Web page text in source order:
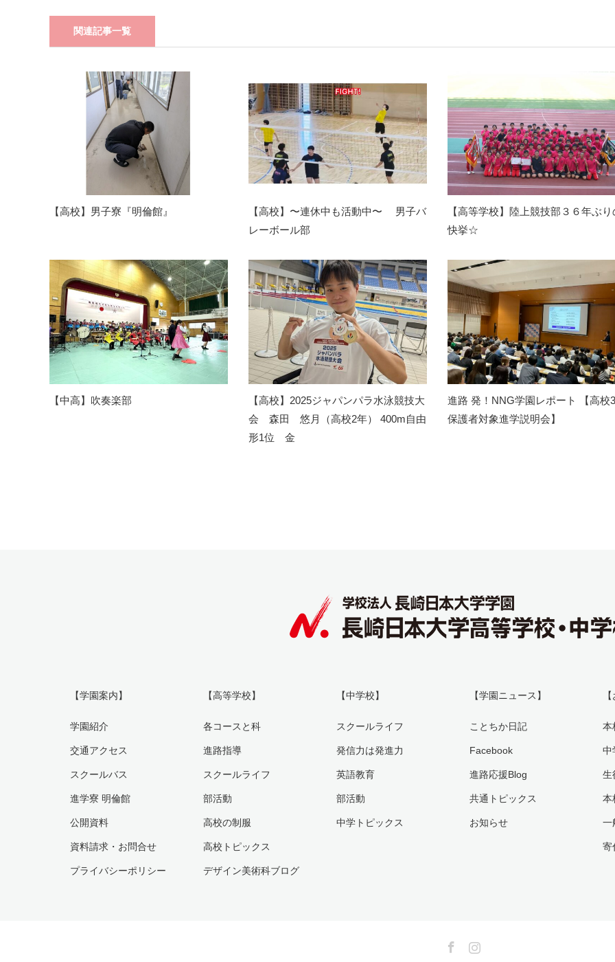
関連記事一覧
【高校】男子寮『明倫館』
【高校】〜連休中も活動中〜 男子バ
レーボール部
【高等学校】陸上競技部３６年ぶり
快挙☆
【中高】吹奏楽部
【高校】2025ジャパンパラ水泳競技大
会 森田 悠月（高校2年） 400m自由
形1位 金
進路 発！NNG学園レポート 【高校
保護者対象進学説明会】
【学園案内】
学園紹介
交通アクセス
スクールバス
進学寮 明倫館
公開資料
資料請求・お問合せ
プライバシーポリシー
【高等学校】
各コースと科
進路指導
スクールライフ
部活動
高校の制服
高校トピックス
デザイン美術科ブログ
【中学校】
スクールライフ
発信力は発進力
英語教育
部活動
中学トピックス
【学園ニュース】
ことちか日記
Facebook
進路応援Blog
共通トピックス
お知らせ
本
中
生
本
一
寄